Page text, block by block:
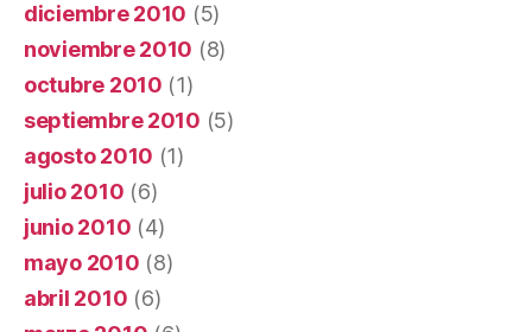
diciembre 2010 (5)
noviembre 2010 (8)
octubre 2010 (1)
septiembre 2010 (5)
agosto 2010 (1)
julio 2010 (6)
junio 2010 (4)
mayo 2010 (8)
abril 2010 (6)